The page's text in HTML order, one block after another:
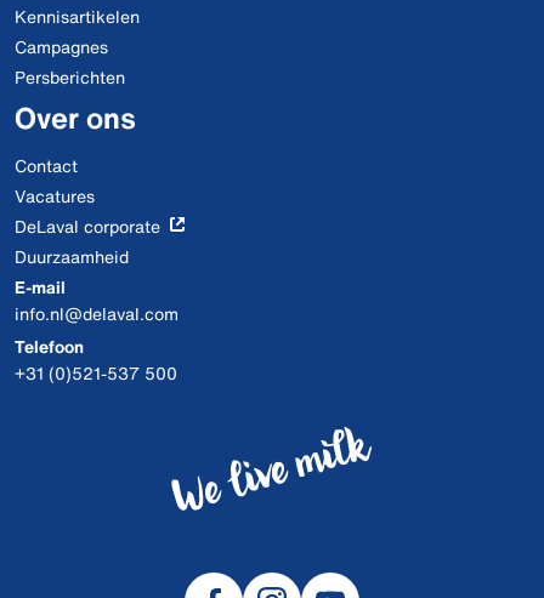
Kennisartikelen
Campagnes
Persberichten
Over ons
Contact
Vacatures
DeLaval corporate
Duurzaamheid
E-mail
info.nl@delaval.com
Telefoon
+31 (0)521-537 500